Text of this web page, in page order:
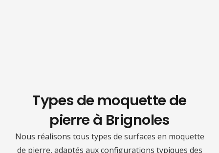
Types de moquette de
pierre à Brignoles
Nous réalisons tous types de surfaces en moquette
de pierre, adaptés aux configurations typiques des